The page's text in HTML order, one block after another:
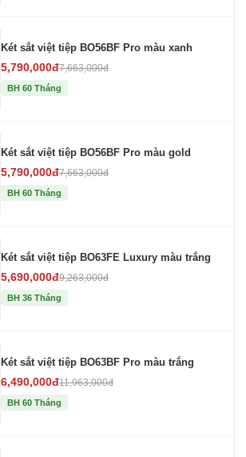
Két sắt việt tiệp BO56BF Pro màu xanh
5,790,000đ7,663,000đ
BH 60 Tháng
Két sắt việt tiệp BO56BF Pro màu gold
5,790,000đ7,663,000đ
BH 60 Tháng
Két sắt việt tiệp BO63FE Luxury màu trắng
5,690,000đ9,263,000đ
BH 36 Tháng
Két sắt việt tiệp BO63BF Pro màu trắng
6,490,000đ11,963,000đ
BH 60 Tháng